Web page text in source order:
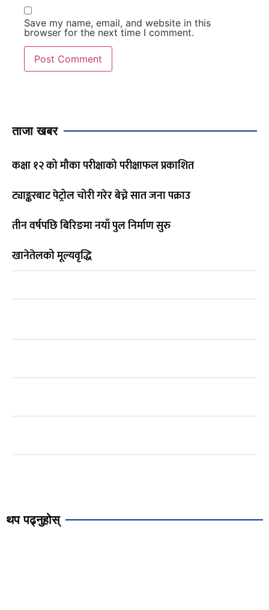
Save my name, email, and website in this
browser for the next time I comment.
ताजा खबर
कक्षा १२ को मौका परीक्षाको परीक्षाफल प्रकाशित
ट्याङ्करबाट पेट्रोल चोरी गरेर बेच्ने सात जना पक्राउ
तीन वर्षपछि बिरिङमा नयाँ पुल निर्माण सुरु
खानेतेलको मूल्यवृद्धि
थप पढ्नुहोस्